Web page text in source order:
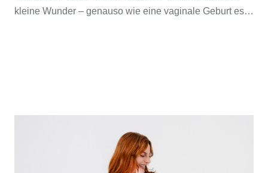
kleine Wunder – genauso wie eine vaginale Geburt es…